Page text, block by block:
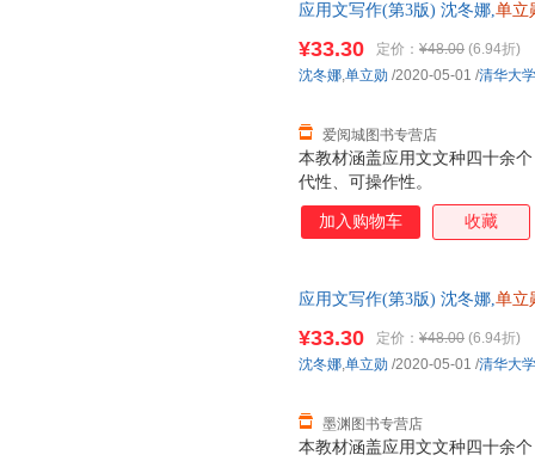
用文的写作技能，强调实用性
为相关职业培训用书和自学者
应用文写作(第3版) 沈冬娜,单立
本教材涵盖应用文文种四十余
代性、可操作性。
¥33.30 定价： ¥48.00 (6.94折)
爱阅城图书专营店
沈冬娜,单立勋 /2020-05-01 /清华大
加入购物车 收藏
应用文写作(第3版) 沈冬娜,单立
本教材涵盖应用文文种四十余
¥33.30 定价： ¥48.00 (6.94折)
墨渊图书专营店
沈冬娜,单立勋 /2020-05-01 /清华大